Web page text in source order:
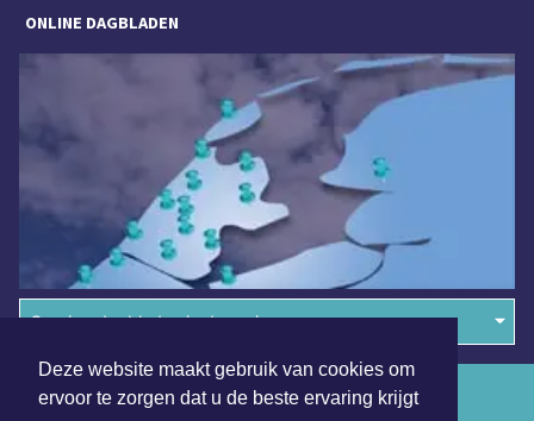
Deze website maakt gebruik van cookies om
ervoor te zorgen dat u de beste ervaring krijgt
ONLINE DAGBLADEN
Overige dagbladen in de regio
Algemene voorwaarden